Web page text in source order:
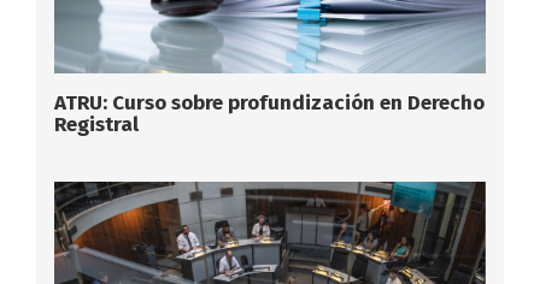
ATRU: Curso sobre profundización en Derecho
Registral